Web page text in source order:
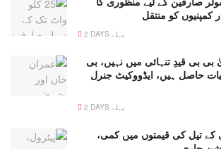
کمپنیوں کو منتقل
2 DAYS پہلے
بی قیدِ تنہائی میں نہیں، بی
حاصل ہیں، ایڈووکیٹ جنرل
2 DAYS پہلے
کے تیل کی قیمتوں میں کمی،